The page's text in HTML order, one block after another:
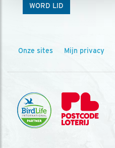
WORD LID
Onze sites Mijn privacy